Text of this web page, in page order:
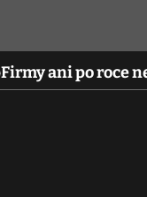
Firmy ani po roce